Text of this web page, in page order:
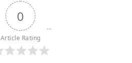
0
Article Rating